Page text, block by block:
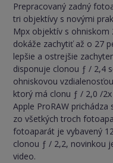
Prepracovaný zadný
tri objektívy s novými
Mpx objektív s
dokáže zachytiť až o 27
lepšie a ostrejšie
disponuje clonou ƒ / 2,4
ohniskovou
ktorý má clonu ƒ / 2,0 /
Apple ProRAW
zo všetkých troch
fotoaparát je vybavený
clonou ƒ / 2,2, novinkou
video.